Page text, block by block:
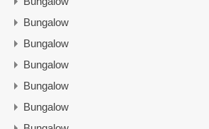
Bungalow
Bungalow
Bungalow
Bungalow
Bungalow